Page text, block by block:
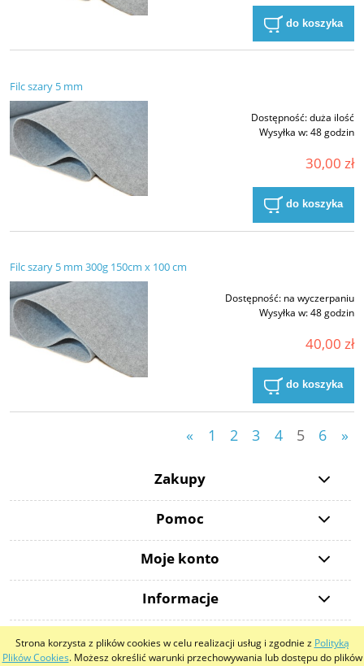
Strona korzysta z plików cookies w celu realizacji usług i zgodnie z Polityką
Plików Cookies. Możesz określić warunki przechowywania lub dostępu do plików
do koszyka
Filc szary 5 mm
Dostępność:duża ilość
Wysyłka w:48 godzin
30,00 zł
do koszyka
Filc szary 5 mm 300g 150cm x 100 cm
Dostępność: na wyczerpaniu
Wysyłka w:48 godzin
40,00 zł
do koszyka
« 1 2 3 4 5 6 »
Zakupy
Pomoc
Moje konto
Informacje
pokaż pełną wersję strony